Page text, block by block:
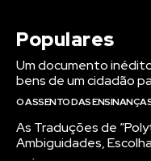
Populares
Um documento
bens de um cidadão
O ASSENTO DAS
As Traduções de
Ambiguidades,